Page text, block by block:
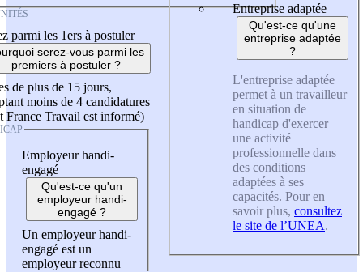
parmi les 1ers à postuler
serez-vous parmi les
premiers à postuler ?
de plus de 15 jours,
moins de 4 candidatures
France Travail est informé)
Employeur handi-
engagé
Qu'est-ce qu'un
employeur handi-
engagé ?
Un employeur handi-
engagé est un
employeur reconnu
Entreprise adaptée
Qu'est-ce qu'une
entreprise adaptée
?
L'entreprise adaptée
permet à un travailleur
en situation de
handicap d'exercer
une activité
professionnelle dans
des conditions
adaptées à ses
capacités. Pour en
savoir plus, consultez
le site de l’UNEA.